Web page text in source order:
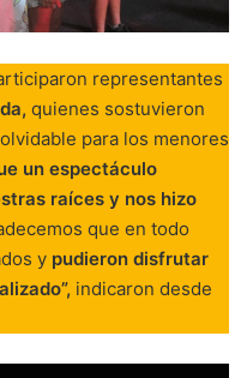
representantes
quienes sostuvieron
para los menores
un espectáculo
raíces y nos hizo
que en todo
y pudieron disfrutar
indicaron desde